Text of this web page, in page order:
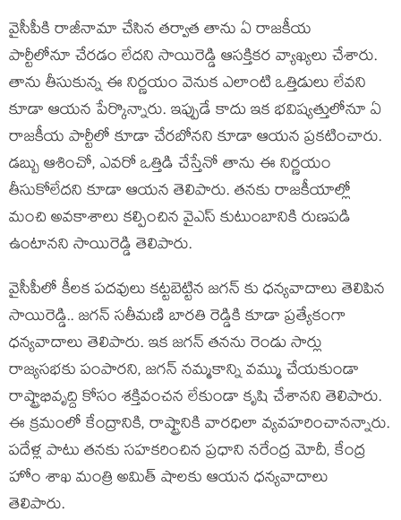
వైసీపీకి రాజీనామా చేసిన తర్వాత తాను ఏ రాజకీయ
పార్టీలోనూ చేరడం లేదని సాయిరెడ్డి ఆసక్తికర వ్యాఖ్యలు చేశారు.
తాను తీసుకున్న ఈ నిర్ణయం వెనుక ఎలాంటి ఒత్తిడులు లేవని
కూడా ఆయన పేర్కొన్నారు. ఇప్పుడే కాదు ఇక భవిష్యత్తులోనూ ఏ
రాజకీయ పార్టీలో కూడా చేరబోనని కూడా ఆయన ప్రకటించారు.
డబ్బు ఆశించో, ఎవరో ఒత్తిడి చేస్తేనో తాను ఈ నిర్ణయం
తీసుకోలేదని కూడా ఆయన తెలిపారు. తనకు రాజకీయాల్లో
మంచి అవకాశాలు కల్పించిన వైఎస్ కుటుంబానికి రుణపడి
ఉంటానని సాయిరెడ్డి తెలిపారు.
వైసీపీలో కీలక పదవులు కట్టబెట్టిన జగన్ కు ధన్యవాదాలు తెలిపిన
సాయిరెడ్డి.. జగన్ సతీమణి బారతి రెడ్డికి కూడా ప్రత్యేకంగా
ధన్యవాదాలు తెలిపారు. ఇక జగన్ తనను రెండు సార్లు
రాజ్యసభకు పంపారని, జగన్ నమ్మకాన్ని వమ్ము చేయకుండా
రాష్ట్రాభివృద్ది కోసం శక్తివంచన లేకుండా కృషి చేశానని తెలిపారు.
ఈ క్రమంలో కేంద్రానికి, రాష్ట్రానికి వారధిలా వ్యవహరించానన్నారు.
పదేళ్ల పాటు తనకు సహకరించిన ప్రధాని నరేంద్ర మోదీ, కేంద్ర
హోం శాఖ మంత్రి అమిత్ షాలకు ఆయన ధన్యవాదాలు
తెలిపారు.